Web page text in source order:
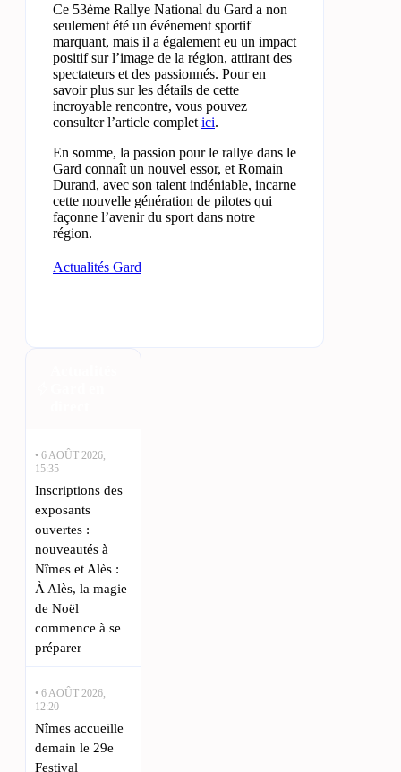
Ce 53ème Rallye National du Gard a non
seulement été un événement sportif
marquant, mais il a également eu un impact
positif sur l’image de la région, attirant des
spectateurs et des passionnés. Pour en
savoir plus sur les détails de cette
incroyable rencontre, vous pouvez
consulter l’article complet ici.
En somme, la passion pour le rallye dans le
Gard connaît un nouvel essor, et Romain
Durand, avec son talent indéniable, incarne
cette nouvelle génération de pilotes qui
façonne l’avenir du sport dans notre
région.
Actualités Gard
• 6 AOÛT 2026,
15:35
Inscriptions des
exposants
ouvertes :
nouveautés à
Nîmes et Alès :
À Alès, la magie
de Noël
commence à se
préparer
• 6 AOÛT 2026,
12:20
Nîmes accueille
demain le 29e
Festival